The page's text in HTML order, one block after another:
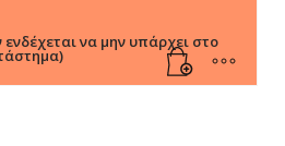
να μην υπάρχει στο